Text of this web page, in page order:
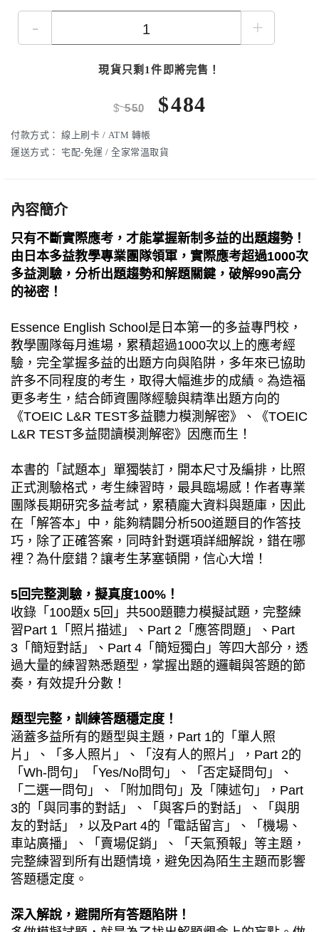
- +
現貨只剩1件即將完售！
$550 $484
付款方式： 線上刷卡 / ATM 轉帳
運送方式：
宅配-免運 / 全家常溫取貨
內容簡介
只有不斷實際應考，才能掌握新制多益的出題趨勢！
由日本多益教學專業團隊領軍，實際應考超過1000次
多益測驗，分析出題趨勢和解題關鍵，破解990高分
的祕密！
Essence English School是日本第一的多益專門校，
教學團隊每月進場，累積超過1000次以上的應考經
驗，完全掌握多益的出題方向與陷阱，多年來已協助
許多不同程度的考生，取得大幅進步的成績。為造福
更多考生，結合師資團隊經驗與精準出題方向的
《TOEIC L&R TEST多益聽力模測解密》、《TOEIC
L&R TEST多益閱讀模測解密》因應而生！
本書的「試題本」單獨裝訂，開本尺寸及編排，比照
正式測驗格式，考生練習時，最具臨場感！作者專業
團隊長期研究多益考試，累積龐大資料與題庫，因此
在「解答本」中，能夠精闢分析500道題目的作答技
巧，除了正確答案，同時針對選項詳細解說，錯在哪
裡？為什麼錯？讓考生茅塞頓開，信心大增！
5回完整測驗，擬真度100%！
收錄「100題x 5回」共500題聽力模擬試題，完整練
習Part 1「照片描述」、Part 2「應答問題」、Part
3「簡短對話」、Part 4「簡短獨白」等四大部分，透
過大量的練習熟悉題型，掌握出題的邏輯與答題的節
奏，有效提升分數！
題型完整，訓練答題穩定度！
涵蓋多益所有的題型與主題，Part 1的「單人照
片」、「多人照片」、「沒有人的照片」，Part 2的
「Wh-問句」「Yes/No問句」、「否定疑問句」、
「二選一問句」、「附加問句」及「陳述句」，Part
3的「與同事的對話」、「與客戶的對話」、「與朋
友的對話」，以及Part 4的「電話留言」、「機場、
車站廣播」、「賣場促銷」、「天氣預報」等主題，
完整練習到所有出題情境，避免因為陌生主題而影響
答題穩定度。
深入解說，避開所有答題陷阱！